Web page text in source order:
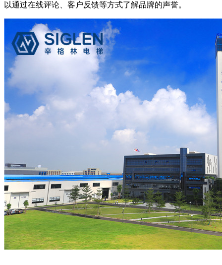
以通过在线评论、客户反馈等方式了解品牌的声誉。